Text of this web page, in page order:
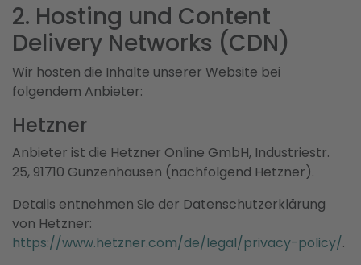
2. Hosting und Content
Delivery Networks (CDN)
Wir hosten die Inhalte unserer Website bei
folgendem Anbieter:
Hetzner
Anbieter ist die Hetzner Online GmbH, Industriestr.
25, 91710 Gunzenhausen (nachfolgend Hetzner).
Details entnehmen Sie der Datenschutzerklärung
von Hetzner:
https://www.hetzner.com/de/legal/privacy-policy/.